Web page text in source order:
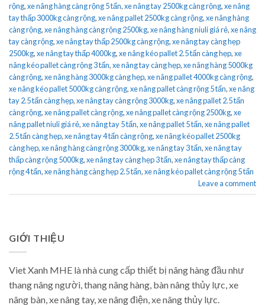
rộng,xe nâng hàng càng rộng 5 tấn,xe nâng tay 2500kg càng rộng,xe nâng
tay thấp 3000kg càng rộng,xe nâng pallet 2500kg càng rộng,xe nâng hàng
càng rộng,xe nâng hàng càng rộng 2500kg,xe nâng hàng niuli giá rẻ,xe nâng
tay càng rộng,xe nâng tay thấp 2500kg càng rộng,xe nâng tay càng hẹp
2500kg,xe nâng tay thấp 4000kg,xe nâng kéo pallet 2.5 tấn càng hẹp,xe
nâng kéo pallet càng rộng 3 tấn,xe nâng tay càng hẹp,xe nâng hàng 5000kg
càng rộng,xe nâng hàng 3000kg càng hẹp,xe nâng pallet 4000kg càng rộng,
xe nâng kéo pallet 5000kg càng rộng,xe nâng pallet càng rộng 5 tấn,xe nâng
tay 2.5 tấn càng hẹp,xe nâng tay càng rộng 3000kg,xe nâng pallet 2.5 tấn
càng rộng,xe nâng pallet càng rộng,xe nâng pallet càng rộng 2500kg,xe
nâng pallet niuli giá rẻ,xe nâng tay 5 tấn,xe nâng pallet 5 tấn,xe nâng pallet
2.5 tấn càng hẹp,xe nâng tay 4 tấn càng rộng,xe nâng kéo pallet 2500kg
càng hẹp,xe nâng hàng càng rộng 3000kg,xe nâng tay 3 tấn,xe nâng tay
thấp càng rộng 5000kg,xe nâng tay càng hẹp 3 tấn,xe nâng tay thấp càng
rộng 4 tấn,xe nâng hàng càng hẹp 2.5 tấn,xe nâng kéo pallet càng rộng 5 tấn
Leave a comment
GIỚI THIỆU
Viet Xanh MHE là nhà cung cấp thiết bị nâng hàng đầu như
thang nâng người, thang nâng hàng, bàn nâng thủy lực, xe
nâng bàn, xe nâng tay, xe nâng điện, xe nâng thủy lực.